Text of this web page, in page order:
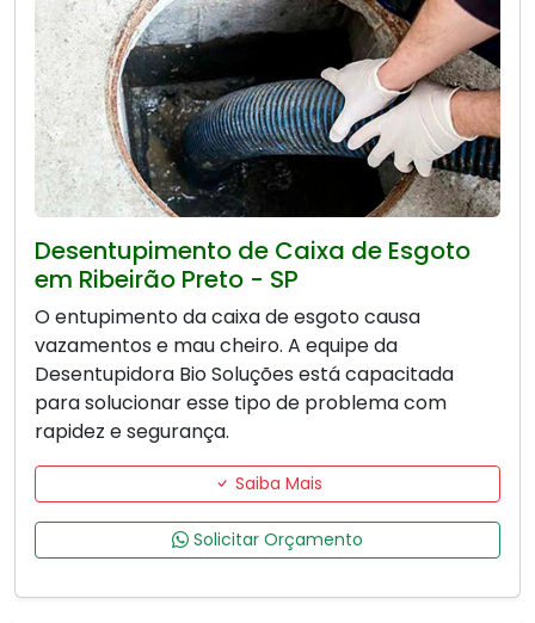
Desentupimento de Caixa de Esgoto
em Ribeirão Preto - SP
O entupimento da caixa de esgoto causa
vazamentos e mau cheiro. A equipe da
Desentupidora Bio Soluções está capacitada
para solucionar esse tipo de problema com
rapidez e segurança.
Saiba Mais
Solicitar Orçamento